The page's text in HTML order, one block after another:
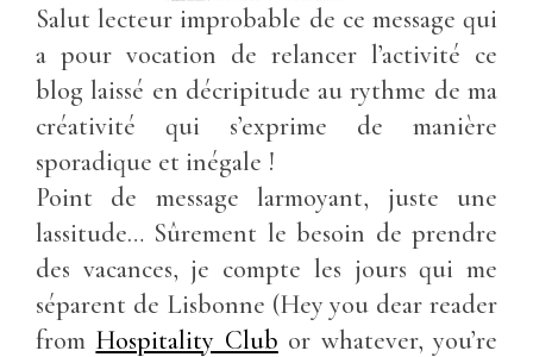
Salut lecteur improbable de ce message qui
a pour vocation de relancer l’activité ce
blog laissé en décripitude au rythme de ma
créativité qui s’exprime de manière
sporadique et inégale !
Point de message larmoyant, juste une
lassitude… Sûrement le besoin de prendre
des vacances, je compte les jours qui me
séparent de Lisbonne (Hey you dear reader
from Hospitality Club or whatever, you’re